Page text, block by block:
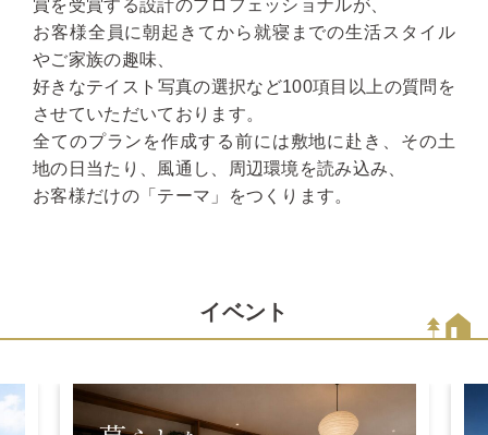
賞を受賞する設計のプロフェッショナルが、
お客様全員に朝起きてから就寝までの生活スタイル
やご家族の趣味、
好きなテイスト写真の選択など100項目以上の質問を
させていただいております。
全てのプランを作成する前には敷地に赴き、その土
地の日当たり、風通し、周辺環境を読み込み、
お客様だけの「テーマ」をつくります。
イベント